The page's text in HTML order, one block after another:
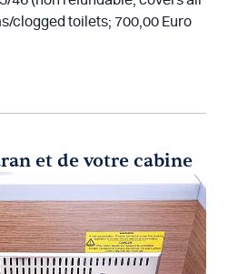
clogged toilets; 700,00 Euro
et de votre cabine